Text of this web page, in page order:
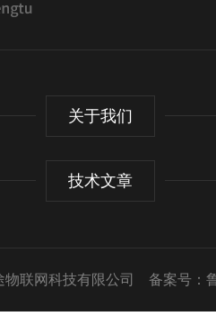
关于我们
技术文章
联网科技有限公司 备案号：